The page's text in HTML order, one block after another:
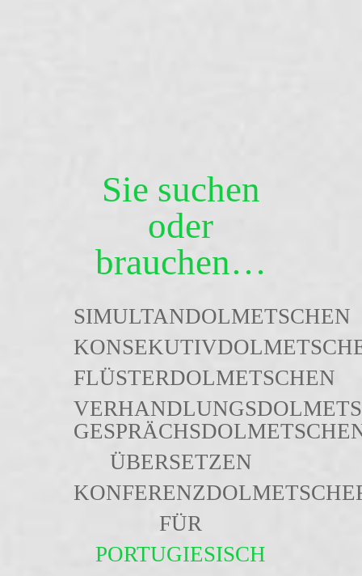
Sie suchen
oder
brauchen…
SIMULTANDOLMETSCHEN
FLÜSTERDOLMETSCHEN
ÜBERSETZEN
FÜR
PORTUGIESISCH